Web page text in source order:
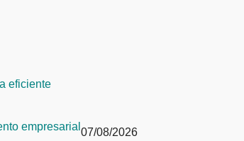
eficiente
empresarial 07/08/2026